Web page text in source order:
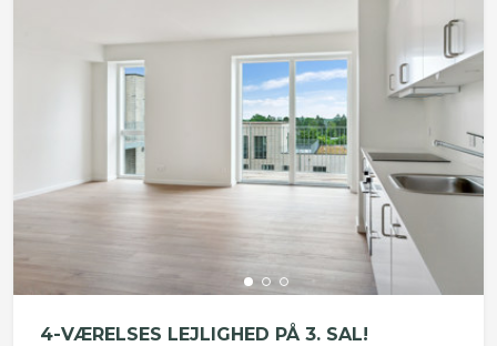
4-VÆRELSES LEJLIGHED PÅ 3. SAL!